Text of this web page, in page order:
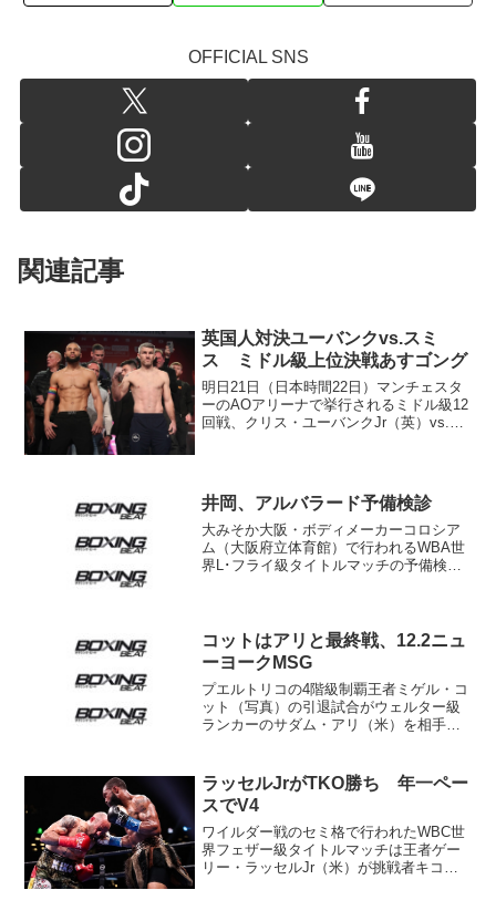
OFFICIAL SNS
関連記事
英国人対決ユーバンクvs.スミ
ス ミドル級上位決戦あすゴング
明日21日（日本時間22日）マンチェスタ
ーのAOアリーナで挙行されるミドル級12
回戦、クリス・ユーバンクJr（英）vs.リ
位...
井岡、アルバラード予備検診
大みそか大阪・ボディメーカーコロシア
ム（大阪府立体育館）で行われるWBA世
界L･フライ級タイトルマッチの予備検診
ものの、リーチ...
コットはアリと最終戦、12.2ニュ
ーヨークMSG
プエルトリコの4階級制覇王者ミゲル・コ
ット（写真）の引退試合がウェルター級
ランカーのサダム・アリ（米）を相手に
スクエアガーデン（MSG）。プロモータ
ーのゴールデンボ...
ラッセルJrがTKO勝ち 年一ペー
スでV4
ワイルダー戦のセミ格で行われたWBC世
界フェザー級タイトルマッチは王者ゲー
リー・ラッセルJr（米）が挑戦者キコ・